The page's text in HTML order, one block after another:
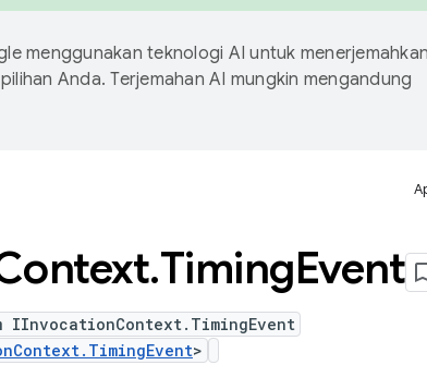
menggunakan teknologi AI untuk
Anda. Terjemahan AI mungkin mengandung
.TimingEvent
>